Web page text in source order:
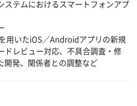
ステムにおけるスマートフォンアプ
用いたiOS／Androidアプリの新規
ドレビュー対応、不具合調査・修
開発、関係者との調整など